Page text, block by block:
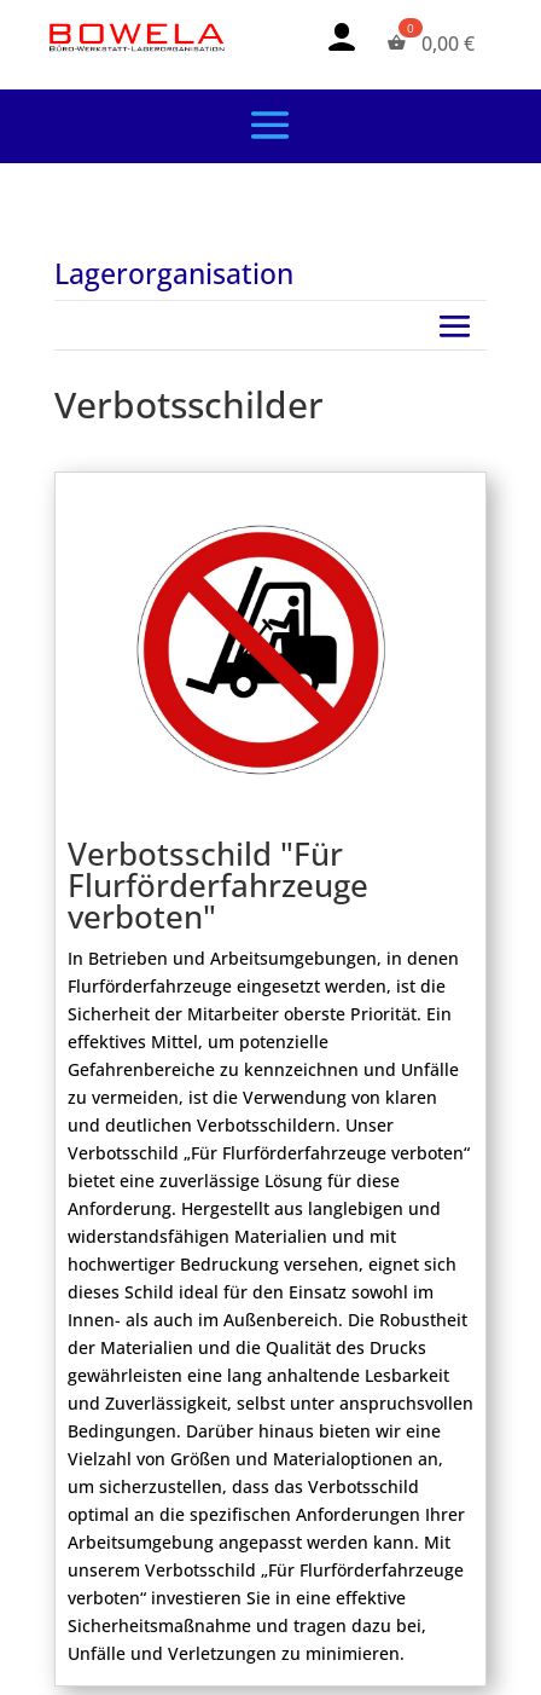
0,00€
Lagerorganisation
Verbotsschilder
Verbotsschild "Für
Flurförderfahrzeuge
verboten"
In Betrieben und Arbeitsumgebungen, in denen
Flurförderfahrzeuge eingesetzt werden, ist die
Sicherheit der Mitarbeiter oberste Priorität. Ein
effektives Mittel, um potenzielle
Gefahrenbereiche zu kennzeichnen und Unfälle
zu vermeiden, ist die Verwendung von klaren
und deutlichen Verbotsschildern. Unser
Verbotsschild „Für Flurförderfahrzeuge verboten“
bietet eine zuverlässige Lösung für diese
Anforderung. Hergestellt aus langlebigen und
widerstandsfähigen Materialien und mit
hochwertiger Bedruckung versehen, eignet sich
dieses Schild ideal für den Einsatz sowohl im
Innen- als auch im Außenbereich. Die Robustheit
der Materialien und die Qualität des Drucks
gewährleisten eine lang anhaltende Lesbarkeit
und Zuverlässigkeit, selbst unter anspruchsvollen
Bedingungen. Darüber hinaus bieten wir eine
Vielzahl von Größen und Materialoptionen an,
um sicherzustellen, dass das Verbotsschild
optimal an die spezifischen Anforderungen Ihrer
Arbeitsumgebung angepasst werden kann. Mit
unserem Verbotsschild „Für Flurförderfahrzeuge
verboten“ investieren Sie in eine effektive
Sicherheitsmaßnahme und tragen dazu bei,
Unfälle und Verletzungen zu minimieren.